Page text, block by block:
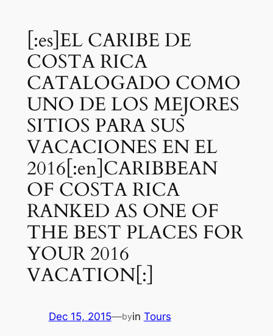
[:es]EL CARIBE DE
COSTA RICA
CATALOGADO COMO
UNO DE LOS MEJORES
SITIOS PARA SUS
VACACIONES EN EL
2016[:en]CARIBBEAN
OF COSTA RICA
RANKED AS ONE OF
THE BEST PLACES FOR
YOUR 2016
VACATION[:]
Dec 15, 2015—byin Tours